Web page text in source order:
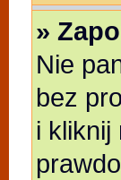
»
Nie
bez
i